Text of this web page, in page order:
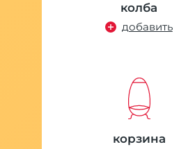
колба
добавить
корзина